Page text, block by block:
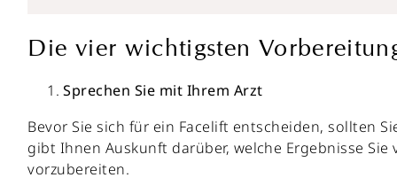
Die vier wichtigsten
Sprechen Sie mit Ihrem Arzt
Bevor Sie sich für ein Facelift entscheiden, sollten
gibt Ihnen Auskunft darüber, welche Ergebnisse
vorzubereiten.